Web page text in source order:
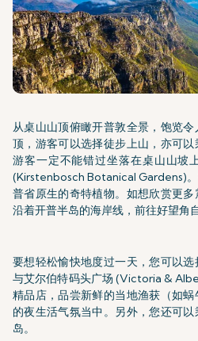
从桌山山顶俯瞰开普敦全景，饱览
顶，游客可以选择徒步上山，亦可
游客一定不能错过坐落在桌山山坡
(Kirstenbosch Botanical Gardens)
普省原生的奇特植物。如想欣赏更
沿着开普半岛的海岸线，前往好望角
要想轻松愉快地度过一天，您可以
与艾尔伯特码头广场 (Victoria &
精品店，品尝新鲜的当地渔获（如
的夜生活气氛当中。另外，您还可
岛。